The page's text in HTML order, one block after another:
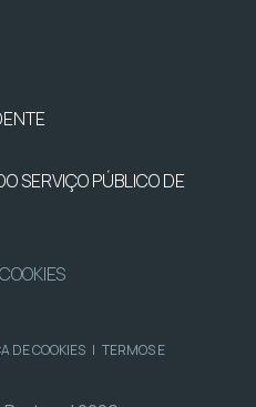
SERVIÇO PÚBLICO DE
DE COOKIES | TERMOS E